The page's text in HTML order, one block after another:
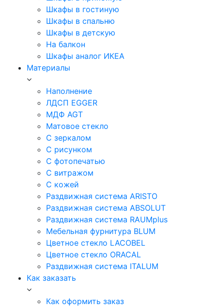
Шкафы в гостиную
Шкафы в спальню
Шкафы в детскую
На балкон
Шкафы аналог ИКЕА
Материалы
Наполнение
ЛДСП EGGER
МДФ AGT
Матовое стекло
С зеркалом
С рисунком
С фотопечатью
С витражом
С кожей
Раздвижная система ARISTO
Раздвижная система ABSOLUT
Раздвижная система RAUMplus
Мебельная фурнитура BLUM
Цветное стекло LACOBEL
Цветное стекло ORACAL
Раздвижная система ITALUM
Как заказать
Как оформить заказ